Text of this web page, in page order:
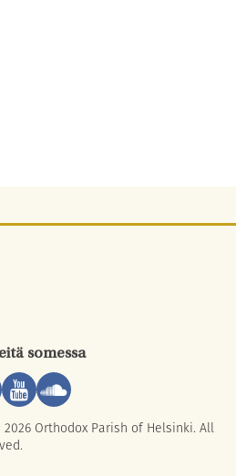
somessa
Orthodox Parish of Helsinki. All